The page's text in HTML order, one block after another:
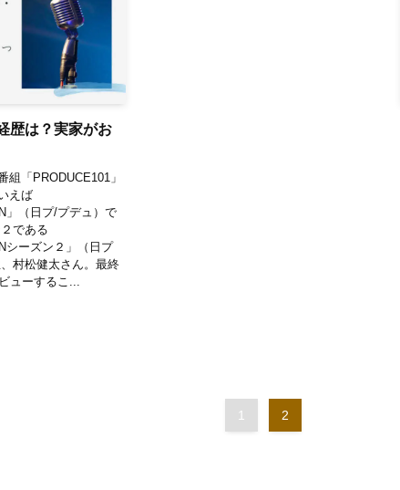
歴は？実家がお
組「PRODUCE101」
えば
」（日プ/プデュ）で
である
シーズン２」（日プ
村松健太さん。最終
ューするこ...
1 2